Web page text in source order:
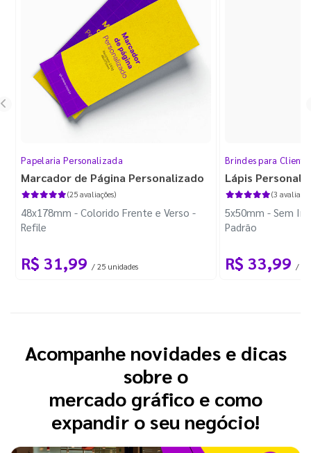
Papelaria Personalizada
Marcador de Página Personalizado
(25 avaliações)
48x178mm - Colorido Frente e Verso -
Refile
R$ 31,99 / 25 unidades
Brindes para
Lápis
(3
5x50mm - Sem
Padrão
R$ 33,99 / 10
Acompanhe novidades e dicas
sobre o
mercado gráfico e como
expandir o seu negócio!